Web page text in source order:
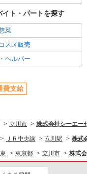
ト・パートを探す
菜
スメ販売
ヘルパー
費支給
立川市 株式会社シーエー
ＪＲ中央線 立川駅 株式
東京都 立川市 株式